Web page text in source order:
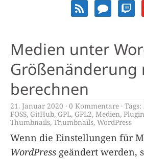
Medien unter
Größenänderung
berechnen
21. Januar 2020 0 Kommentare Tags:
FOSS, GitHub, GPL, GPL2, Medien, Plugin
Thumbnails, Thumbnails, WordPress
Wenn die Einstellungen für
WordPress geändert werden,